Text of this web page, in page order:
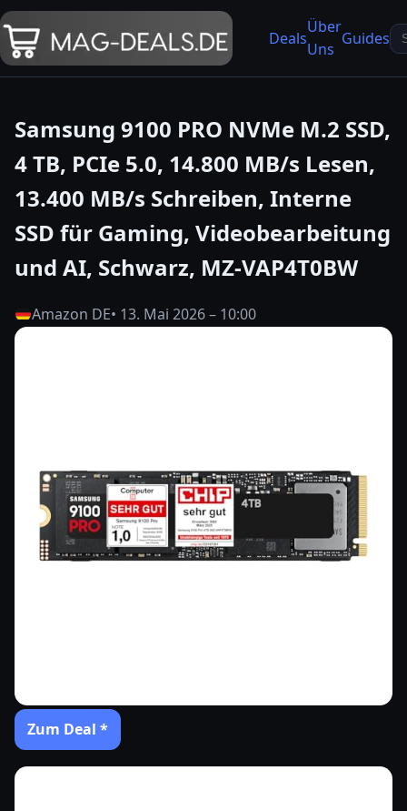
Deals
Über
Uns
Guides
Samsung 9100 PRO NVMe M.2 SSD,
4 TB, PCIe 5.0, 14.800 MB/s Lesen,
13.400 MB/s Schreiben, Interne
SSD für Gaming, Videobearbeitung
und AI, Schwarz, MZ-VAP4T0BW
Amazon DE• 13. Mai 2026 – 10:00
Zum Deal *